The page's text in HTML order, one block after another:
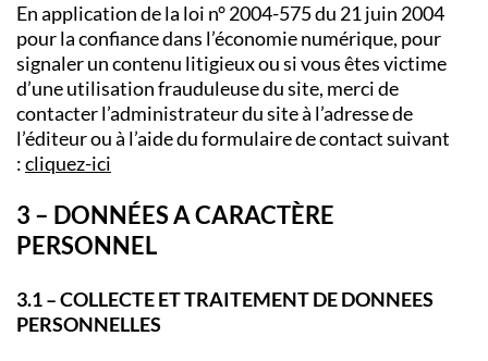
En application de la loi n° 2004-575 du 21 juin 2004
pour la confiance dans l’économie numérique, pour
signaler un contenu litigieux ou si vous êtes victime
d’une utilisation frauduleuse du site, merci de
contacter l’administrateur du site à l’adresse de
l’éditeur ou à l’aide du formulaire de contact suivant
:cliquez-ici
3 – DONNÉES A CARACTÈRE
PERSONNEL
3.1 – COLLECTE ET TRAITEMENT DE DONNEES
PERSONNELLES